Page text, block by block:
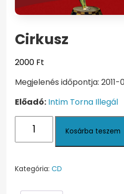
Cirkusz
2000 Ft
Megjelenés időpontja: 2011-
Előadó: Intim Torna Illegál
mennyiség
Kosárba teszem
Kategória:CD